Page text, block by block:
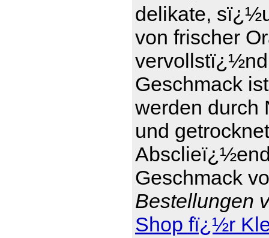
delikate,
von frischer
Geschmack
werden durch
und
Geschmack
Bestellungen
Shop fï¿½r